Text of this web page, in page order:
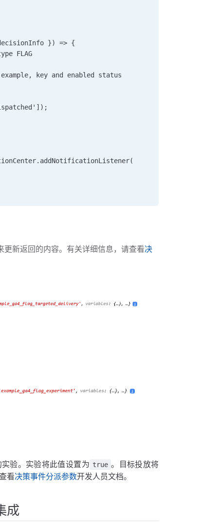
decisionInfo }) => {
type FLAG
example, key and enabled status
更新返回的内容。有关详细信息，请查看决
实验。实验将此值设置为 true 。目标投放将
看决策事件分派参数开发人员文档。
成